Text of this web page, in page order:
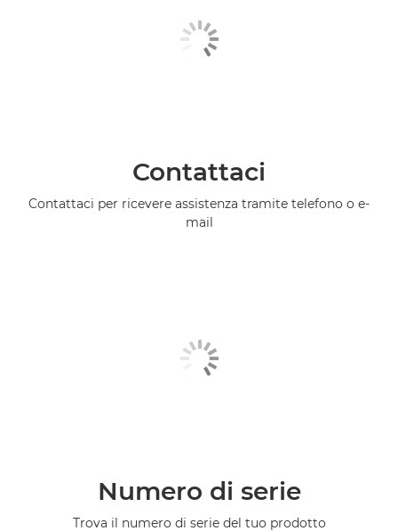
Contattaci
Contattaci per ricevere assistenza tramite telefono o e-
mail
Numero di serie
Trova il numero di serie del tuo prodotto